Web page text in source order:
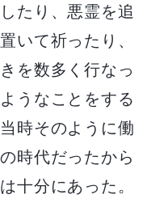
たり、悪霊を追
いて祈ったり、
を数多く行なっ
うなことをする
時そのように働
時代だったから
十分にあった。